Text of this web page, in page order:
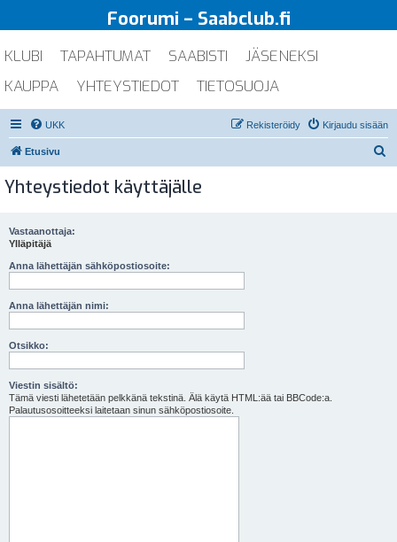
Foorumi – Saabclub.fi
KLUBI TAPAHTUMAT SAABISTI
JÄSENEKSI
KAUPPA
YHTEYSTIEDOT TIETOSUOJA
UKK Kirjaudu sisään
Rekisteröidy
Etusivu
Yhteystiedot käyttäjälle
Vastaanottaja:
Ylläpitäjä
Anna lähettäjän sähköpostiosoite:
Anna lähettäjän nimi:
Otsikko:
Viestin sisältö:
Tämä viesti lähetetään pelkkänä tekstinä. Älä käytä HTML:ää tai BBCode:a.
Palautusosoitteeksi laitetaan sinun sähköpostiosoite.